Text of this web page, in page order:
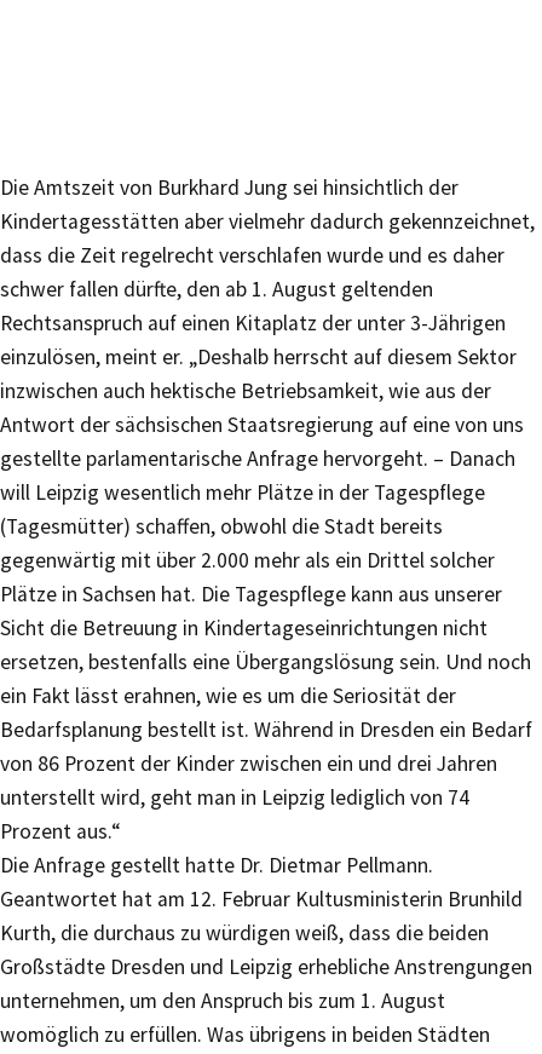
Die Amtszeit von Burkhard Jung sei hinsichtlich der
Kindertagesstätten aber vielmehr dadurch gekennzeichnet,
dass die Zeit regelrecht verschlafen wurde und es daher
schwer fallen dürfte, den ab 1. August geltenden
Rechtsanspruch auf einen Kitaplatz der unter 3-Jährigen
einzulösen, meint er. „Deshalb herrscht auf diesem Sektor
inzwischen auch hektische Betriebsamkeit, wie aus der
Antwort der sächsischen Staatsregierung auf eine von uns
gestellte parlamentarische Anfrage hervorgeht. – Danach
will Leipzig wesentlich mehr Plätze in der Tagespflege
(Tagesmütter) schaffen, obwohl die Stadt bereits
gegenwärtig mit über 2.000 mehr als ein Drittel solcher
Plätze in Sachsen hat. Die Tagespflege kann aus unserer
Sicht die Betreuung in Kindertageseinrichtungen nicht
ersetzen, bestenfalls eine Übergangslösung sein. Und noch
ein Fakt lässt erahnen, wie es um die Seriosität der
Bedarfsplanung bestellt ist. Während in Dresden ein Bedarf
von 86 Prozent der Kinder zwischen ein und drei Jahren
unterstellt wird, geht man in Leipzig lediglich von 74
Prozent aus.“
Die Anfrage gestellt hatte Dr. Dietmar Pellmann.
Geantwortet hat am 12. Februar Kultusministerin Brunhild
Kurth, die durchaus zu würdigen weiß, dass die beiden
Großstädte Dresden und Leipzig erhebliche Anstrengungen
unternehmen, um den Anspruch bis zum 1. August
womöglich zu erfüllen. Was übrigens in beiden Städten